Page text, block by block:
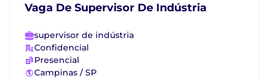
Vaga De Supervisor De Indústria
supervisor de indústria
Confidencial
Presencial
Campinas / SP